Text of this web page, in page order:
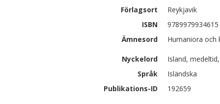
Förlagsort
Reykjavik
ISBN
9789979934615
Ämnesord
Humaniora
Nyckelord
Island,
Språk
Isländska
Publikations-ID
192659